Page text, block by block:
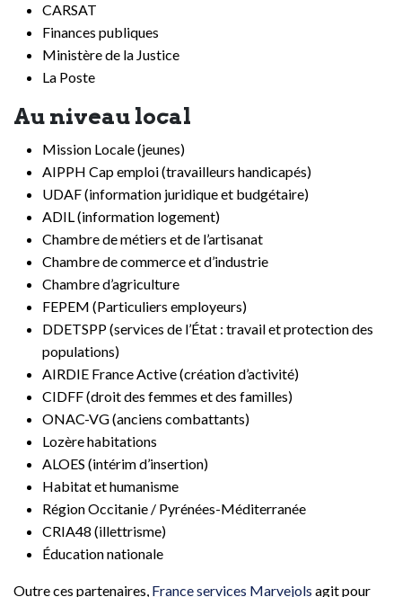
CARSAT
Finances publiques
Ministère de la Justice
La Poste
Au niveau local
Mission Locale (jeunes)
AIPPH Cap emploi (travailleurs handicapés)
UDAF (information juridique et budgétaire)
ADIL (information logement)
Chambre de métiers et de l’artisanat
Chambre de commerce et d’industrie
Chambre d’agriculture
FEPEM (Particuliers employeurs)
DDETSPP (services de l’État : travail et protection des
populations)
AIRDIE France Active (création d’activité)
CIDFF (droit des femmes et des familles)
ONAC-VG (anciens combattants)
Lozère habitations
ALOES (intérim d’insertion)
Habitat et humanisme
Région Occitanie / Pyrénées-Méditerranée
CRIA48 (illettrisme)
Éducation nationale
Outre ces partenaires, France services Marvejols agit pour